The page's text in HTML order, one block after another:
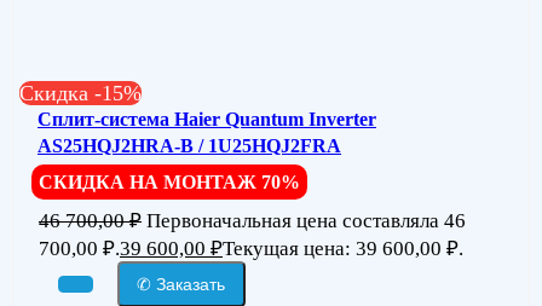
Скидка -15%
Сплит-система Haier Quantum Inverter
AS25HQJ2HRA-B / 1U25HQJ2FRA
СКИДКА НА МОНТАЖ 70%
46 700,00₽ Первоначальная цена составляла 46
700,00 ₽.39 600,00 ₽Текущая цена: 39 600,00 ₽.
✆ Заказать